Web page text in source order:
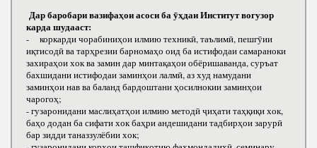
Дар баробари вазифаҳои асоси ба ӯҳдаи Институт вогузор
карда шудааст:
- коркарди чорабиниҳои илмию техникӣ, таълимӣ, пешгӯии
иқтисодӣ ва тарҳрезии барномаҳо оид ба истифодаи самараноки
захираҳои хок ва замин дар минтақаҳои обёришаванда, суръат
бахшидани истифодаи заминҳои лалмӣ, аз худ намудани
заминҳои нав ва баланд бардоштани ҳосилнокии заминҳои
чарогоҳ;
- гузаронидани маслиҳатҳои илмию методӣ ҷиҳати таҳқиқи хок,
баҳо додан ба сифати хок баҳри андешидани тадбирҳои зарурӣ
бар зидди таназзулёбии хок;